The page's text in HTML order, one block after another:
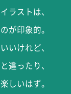
ラストは、
が印象的。
いけれど、
違ったり、
しいはず。